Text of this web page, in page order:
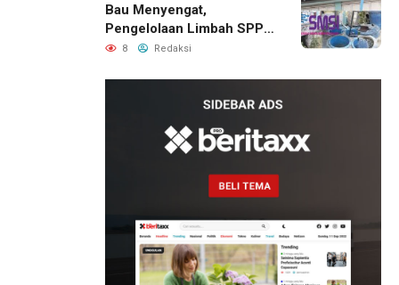
Bau Menyengat,
Pengelolaan Limbah SPPG
Bandung Wonosegoro 2 di
8 Redaksi
20 jam lalu
SMSI Eks
Karesidenan
Pati